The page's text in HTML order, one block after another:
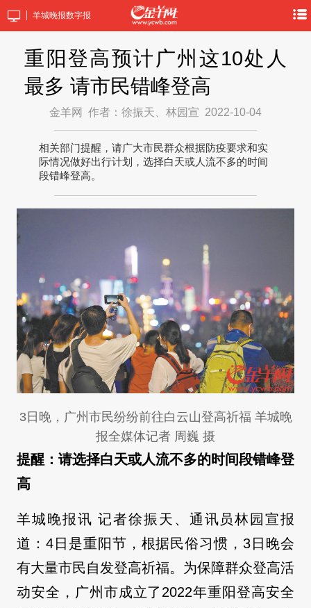
羊城晚报数字报
重阳登高预计广州这10处人
最多 请市民错峰登高
金羊网 作者：徐振天、林园宣 2022-10-04
相关部门提醒，请广大市民群众根据防疫要求和实
际情况做好出行计划，选择白天或人流不多的时间
段错峰登高。
3日晚，广州市民纷纷前往白云山登高祈福 羊城晚
报全媒体记者 周巍 摄
提醒：请选择白天或人流不多的时间段错峰登
高
羊城晚报讯 记者徐振天、通讯员林园宣报
道：4日是重阳节，根据民俗习惯，3日晚会
有大量市民自发登高祈福。为保障群众登高活
动安全，广州市成立了2022年重阳登高安全